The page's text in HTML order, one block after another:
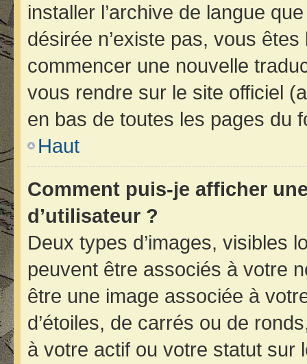
installer l’archive de langue
désirée n’existe pas, vous
commencer une nouvelle
vous rendre sur le site officiel
en bas de toutes les pages du
Haut
Comment puis-je afficher
d’utilisateur ?
Deux types d’images, visibles
peuvent être associés à votre
être une image associée à
d’étoiles, de carrés ou de
à votre actif ou votre statut sur